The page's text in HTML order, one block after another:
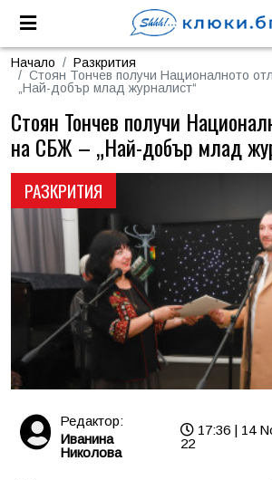
Начало
Разкрития
Стоян Тончев получи Националното
„Най-добър млад журналист“
РАЗКРИТИЯ
Стоян Тончев получи
на СБЖ – „Най-добър млад
Редактор:
Иванина
Николова
17:36 | 14
22